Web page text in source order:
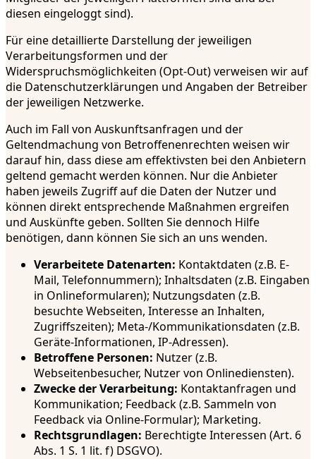
diesen eingeloggt sind).
Für eine detaillierte Darstellung der jeweiligen
Verarbeitungsformen und der
Widerspruchsmöglichkeiten (Opt-Out) verweisen wir auf
die Datenschutzerklärungen und Angaben der Betreiber
der jeweiligen Netzwerke.
Auch im Fall von Auskunftsanfragen und der
Geltendmachung von Betroffenenrechten weisen wir
darauf hin, dass diese am effektivsten bei den Anbietern
geltend gemacht werden können. Nur die Anbieter
haben jeweils Zugriff auf die Daten der Nutzer und
können direkt entsprechende Maßnahmen ergreifen
und Auskünfte geben. Sollten Sie dennoch Hilfe
benötigen, dann können Sie sich an uns wenden.
Verarbeitete Datenarten: Kontaktdaten (z.B. E-
Mail, Telefonnummern); Inhaltsdaten (z.B. Eingaben
in Onlineformularen); Nutzungsdaten (z.B.
besuchte Webseiten, Interesse an Inhalten,
Zugriffszeiten); Meta-/Kommunikationsdaten (z.B.
Geräte-Informationen, IP-Adressen).
Betroffene Personen: Nutzer (z.B.
Webseitenbesucher, Nutzer von Onlinediensten).
Zwecke der Verarbeitung: Kontaktanfragen und
Kommunikation; Feedback (z.B. Sammeln von
Feedback via Online-Formular); Marketing.
Rechtsgrundlagen: Berechtigte Interessen (Art. 6
Abs. 1 S. 1 lit. f) DSGVO).